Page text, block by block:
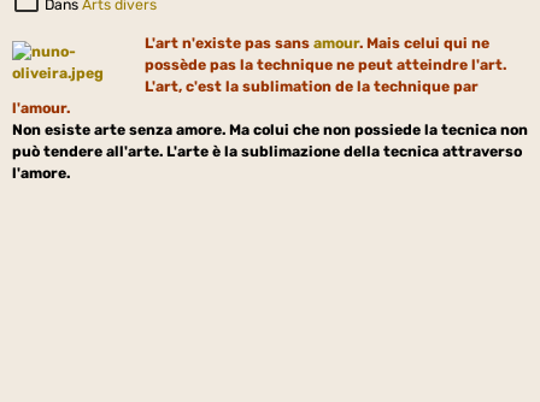
Dans Arts divers
L'art n'existe pas sans amour. Mais celui qui ne
possède pas la technique ne peut atteindre l'art.
L'art, c'est la sublimation de la technique par
l'amour.
Non esiste arte senza amore. Ma colui che non possiede la tecnica non
può tendere all'arte. L'arte è la sublimazione della tecnica attraverso
l'amore.